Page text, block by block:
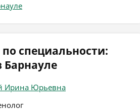
специальности:
Барнауле
Ирина Юрьевна